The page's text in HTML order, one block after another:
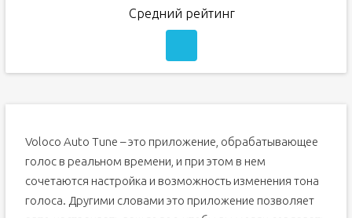
Средний рейтинг
Voloco Auto Tune – это приложение, обрабатывающее
голос в реальном времени, и при этом в нем
сочетаются настройка и возможность изменения тона
голоса. Другими словами это приложение позволяет